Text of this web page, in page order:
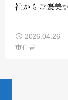
社からご褒美
2026.04.26
東住吉